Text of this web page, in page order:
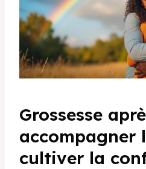
Grossesse
accompagner
cultiver la